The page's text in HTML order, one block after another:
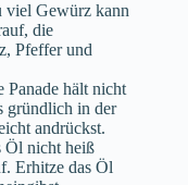
viel Gewürz kann
die
Pfeffer und
Panade hält nicht
gründlich in der
andrückst.
Öl nicht heiß
Erhitze das Öl